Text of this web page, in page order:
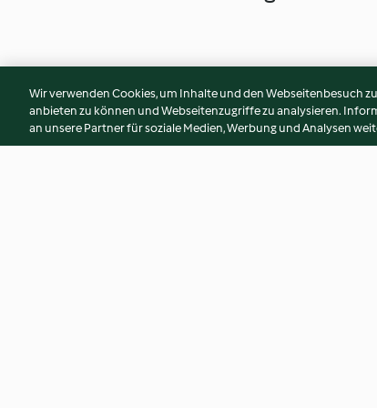
Wir verwenden Cookies, um Inhalte und den Webseitenbesuch
anbieten zu können und Webseitenzugriffe zu analysieren.
an unsere Partner für soziale Medien, Werbung und Analysen